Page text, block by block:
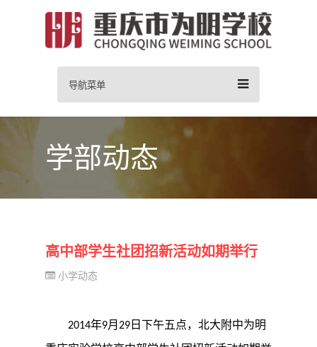
导航菜单
学部动态
高中部学生社团招新活动如期举行
小学动态
2014年9月 29 日下午五点，北大附中为明